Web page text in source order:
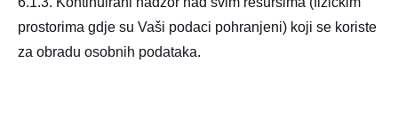
prostorima gdje su Vaši podaci pohranjeni) koji se koriste
za obradu osobnih podataka.